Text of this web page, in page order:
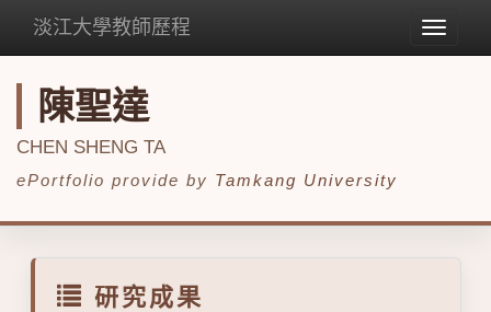
Toggle
淡江大學教師歷程
陳聖達
CHEN SHENG TA
ePortfolio provide by Tamkang University
研究成果